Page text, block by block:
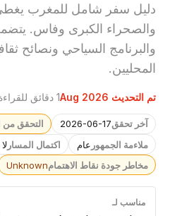
دليل سفر شامل للمغرب
والصحراء الكبرى وفاس.
والبرنامج السياحي ونصائح
المحليين.
تم التحديث Aug 2026 1 دقائق للقراءة
آخر تحقق2026-06-17 التحقق من
ملاءمة الجمهور عام اكتمال المسار
مخاطر جودة نقاط الاهتمامUnknown
مناسب لـ